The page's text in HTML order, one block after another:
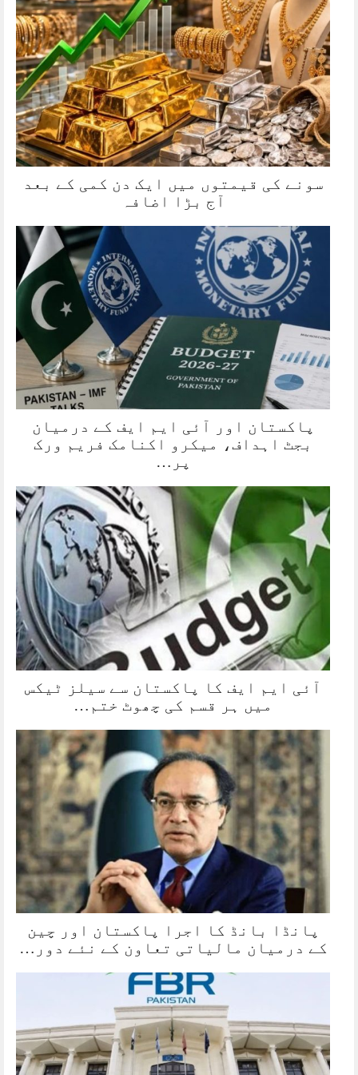
سونے کی قیمتوں میں ایک دن کمی کے بعد
آج بڑا اضافہ
پاکستان اور آئی ایم ایف کے درمیان
بجٹ اہداف، میکرو اکنامک فریم ورک
پر…
آئی ایم ایف کا پاکستان سے سیلز ٹیکس
میں ہر قسم کی چھوٹ ختم…
پانڈا بانڈ کا اجرا پاکستان اور چین
کے درمیان مالیاتی تعاون کے نئے دور…